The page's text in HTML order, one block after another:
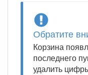
Обратите
Корзина
последнего
удалить